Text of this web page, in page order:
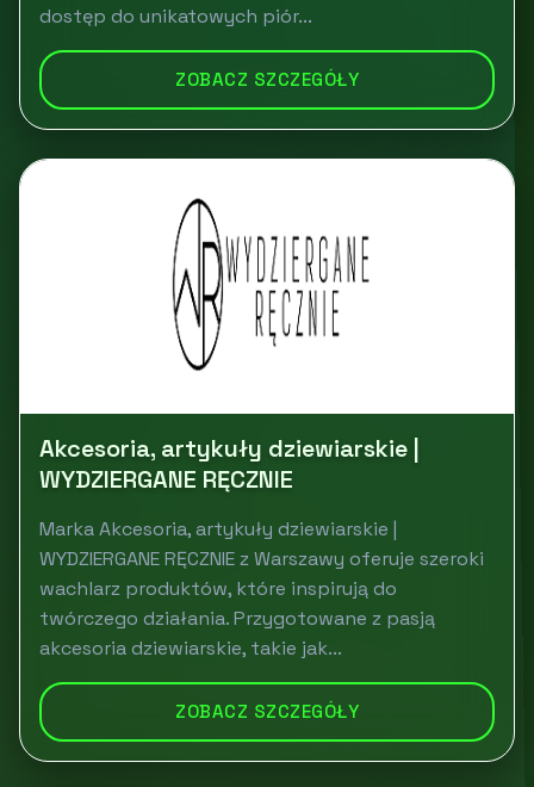
dostęp do unikatowych piór...
ZOBACZ SZCZEGÓŁY
Akcesoria, artykuły dziewiarskie |
WYDZIERGANE RĘCZNIE
Marka Akcesoria, artykuły dziewiarskie |
WYDZIERGANE RĘCZNIE z Warszawy oferuje szeroki
wachlarz produktów, które inspirują do
twórczego działania. Przygotowane z pasją
akcesoria dziewiarskie, takie jak...
ZOBACZ SZCZEGÓŁY